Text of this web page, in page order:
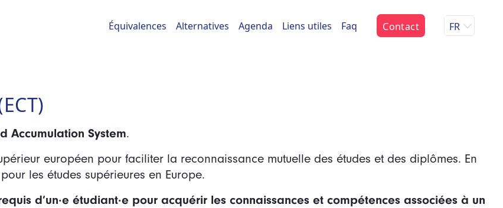
Équivalences Alternatives Agenda Liens utiles Faq Contact FR
Accumulation System.
européen pour faciliter la reconnaissance mutuelle des études et des diplômes. En
les études supérieures en Europe.
d’un·e étudiant·e pour acquérir les connaissances et compétences associées à un